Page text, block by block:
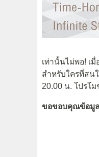
เท่านั้นไม่พอ! เ
สำหรับใครที่สน
20.00 น. โปรโ
ขอขอบคุณข้อมู